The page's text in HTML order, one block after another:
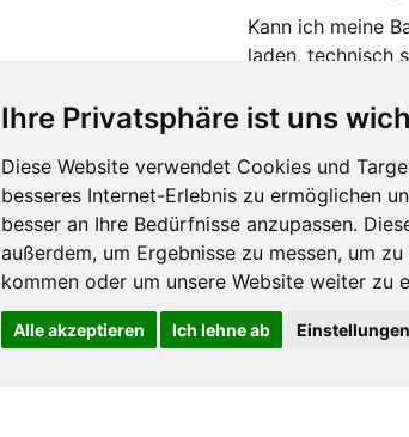
Ihre Privatsphäre ist uns
Diese Website verwendet Cookies und
besseres Internet-Erlebnis zu ermöglichen
besser an Ihre Bedürfnisse anzupassen.
außerdem, um Ergebnisse zu messen, um
kommen oder um unsere Website weiter zu
Alle akzeptieren Ich lehne ab
Kann ich meine
laden, technisch